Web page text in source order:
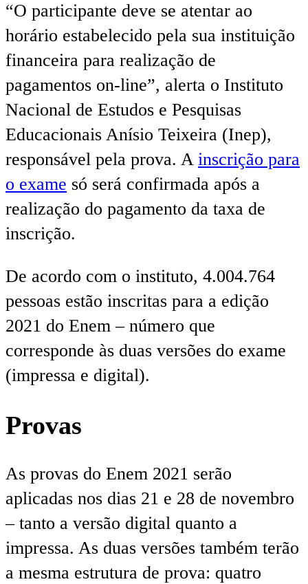
“O participante deve se atentar ao
horário estabelecido pela sua instituição
financeira para realização de
pagamentos on-line”, alerta o Instituto
Nacional de Estudos e Pesquisas
Educacionais Anísio Teixeira (Inep),
responsável pela prova. A inscrição para
o exame só será confirmada após a
realização do pagamento da taxa de
inscrição.
De acordo com o instituto, 4.004.764
pessoas estão inscritas para a edição
2021 do Enem – número que
corresponde às duas versões do exame
(impressa e digital).
Provas
As provas do Enem 2021 serão
aplicadas nos dias 21 e 28 de novembro
– tanto a versão digital quanto a
impressa. As duas versões também terão
a mesma estrutura de prova: quatro